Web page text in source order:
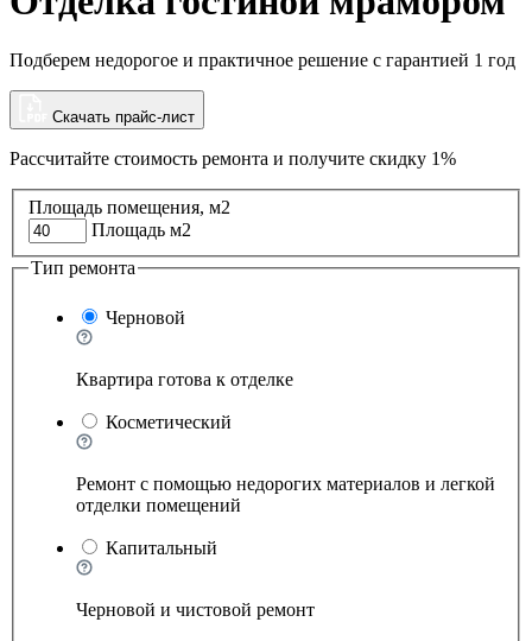
Подберем недорогое и практичное решение с гарантией 1 год
Скачать прайс-лист
Рассчитайте стоимость ремонта и получите скидку 1%
Площадь помещения, м2
Площадь м2
Тип ремонта
Черновой
Квартира готова к отделке
Косметический
Ремонт с помощью недорогих материалов и легкой
отделки помещений
Капитальный
Черновой и чистовой ремонт